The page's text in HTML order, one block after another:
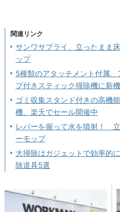
関連リンク
サンワサプライ、立ったまま
ップ
5種類のアタッチメント付属
プ付きスティック掃除機に新
ゴミ収集スタンド付きの高機
機、楽天でセール開催中
レバーを握って水を噴射！
ーモップ
大掃除はガジェットで効率的
除道具5選